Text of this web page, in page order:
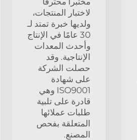
لاختبار المنتجات،
ولديها خبرة تمتد لـ
30 عامًا في الإنتاج
وأحدث المعدات
الإنتاجية. وقد
حصلت الشركة
على شهادة
ISO9001 وهي
قادرة على تلبية
طلبات عملائها
المتعلقة بفحص
المصنع.